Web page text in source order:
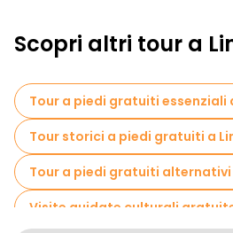
Scopri altri tour a
Tour a piedi gratuiti essenziali
Tour storici a piedi gratuiti a
Tour a piedi gratuiti alternativi
Visite guidate culturali